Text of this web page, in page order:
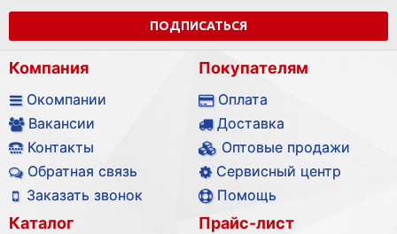
ПОДПИСАТЬСЯ
Компания
Окомпании
Вакансии
Контакты
Обратная связь
Заказать звонок
Покупателям
Оплата
Доставка
Оптовые продажи
Сервисный центр
Помощь
Каталог
Прайс-лист